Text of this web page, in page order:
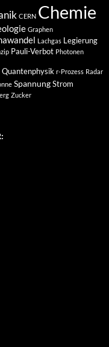
CERN Chemie
Graphen
Lachgas Legierung
Pauli-Verbot Photonen
Quantenphysik r-Prozess Radar
Spannung Strom
Zucker